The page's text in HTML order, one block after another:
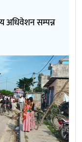
अधिवेशन सम्पन्न